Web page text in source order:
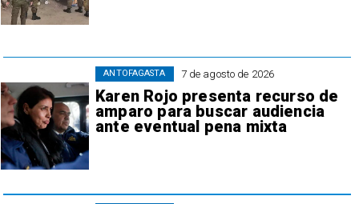
7 de agosto de 2026
Karen Rojo presenta recurso de
amparo para buscar audiencia
ante eventual pena mixta
ANTOFAGASTA